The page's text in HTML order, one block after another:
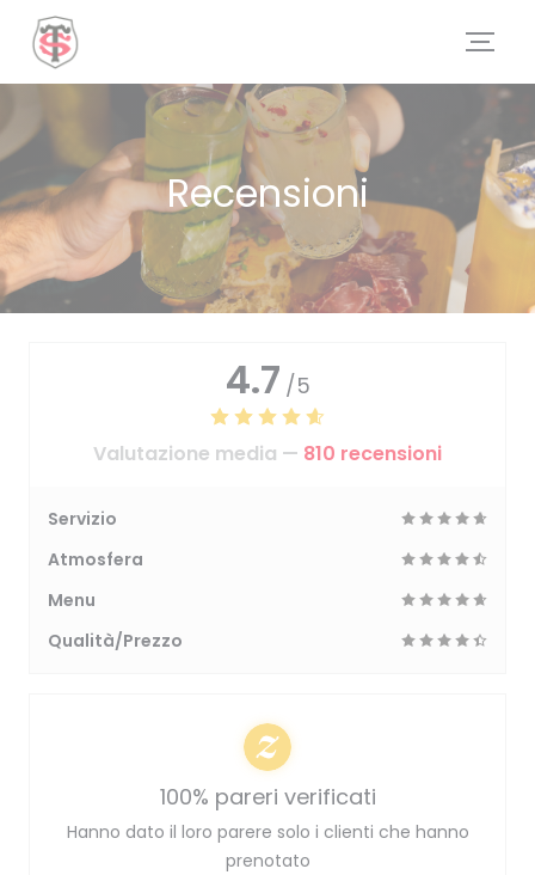
Personalizzazione delle tue scelte sui cookie
Recensioni
4.7 /5
Valutazione media — 810 recensioni
Servizio
Atmosfera
Menu
Qualità/Prezzo
100% pareri verificati
Hanno dato il loro parere solo i clienti che hanno
prenotato